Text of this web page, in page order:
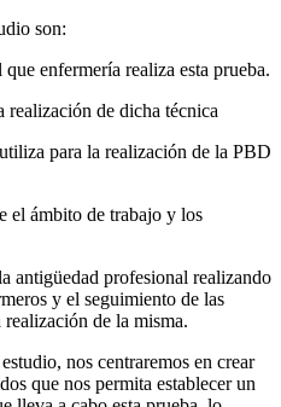
son:
enfermería realiza esta prueba.
realización de dicha técnica
para la realización de la PBD
el ámbito de trabajo y los
antigüedad profesional realizando
y el seguimiento de las
de la misma.
nos centraremos en crear
que nos permita establecer un